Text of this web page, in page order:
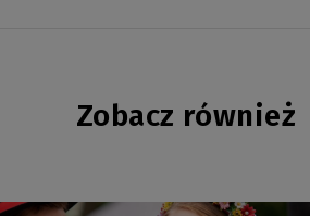
Zobacz również